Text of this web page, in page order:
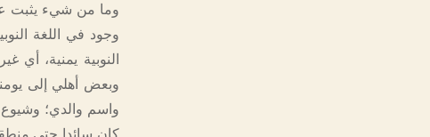
وما من شيء يثبت
وجود في اللغة
النوبية يمنية، أي
وبعض أهلي إلى
واسم والدي؛ وشيوع